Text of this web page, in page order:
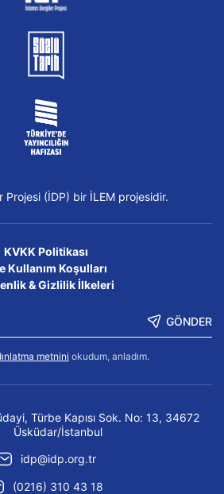
Projesi (İDP) bir İLEM projesidir.
KVKK Politikası
Kullanım Koşulları
& Gizlilik İlkeleri
GÖNDER
metnini okudum, anladım.
Türbe Kapısı Sok. No: 13, 34672
Üsküdar/İstanbul
idp@idp.org.tr
(0216) 310 43 18